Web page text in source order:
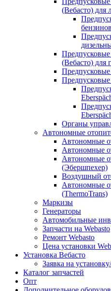
(Вебасто) для
Предпусковые
(Вебасто) для
Предпусковые
Предпусковые
Органы
Автономные
Автономные
Автономные
Автономные
(Эбершпехер)
Воздушный
Автономные
(ThermoTrans)
Маркизы
Генераторы
Автомобильные
Запчасти на Webasto
Ремонт Webasto
Цена установки
Установка Вебасто
Заявка на
Каталог запчастей
Опт